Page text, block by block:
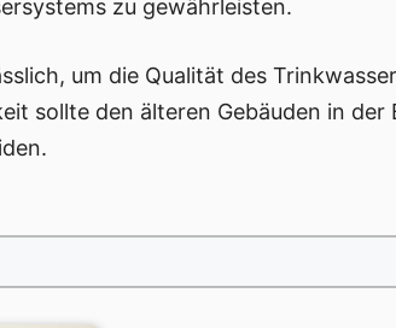
zu gewährleisten.
um die Qualität des
sollte den älteren Gebäuden in